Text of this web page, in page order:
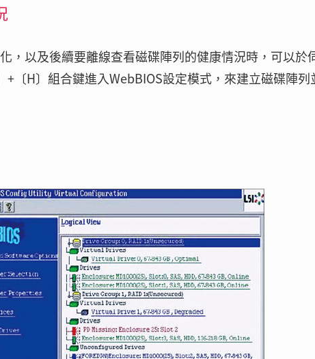
，以及後續要離線查看磁碟陣列的健康情況時，可以於
〔H〕組合鍵進入WebBIOS設定模式，來建立磁碟陣列